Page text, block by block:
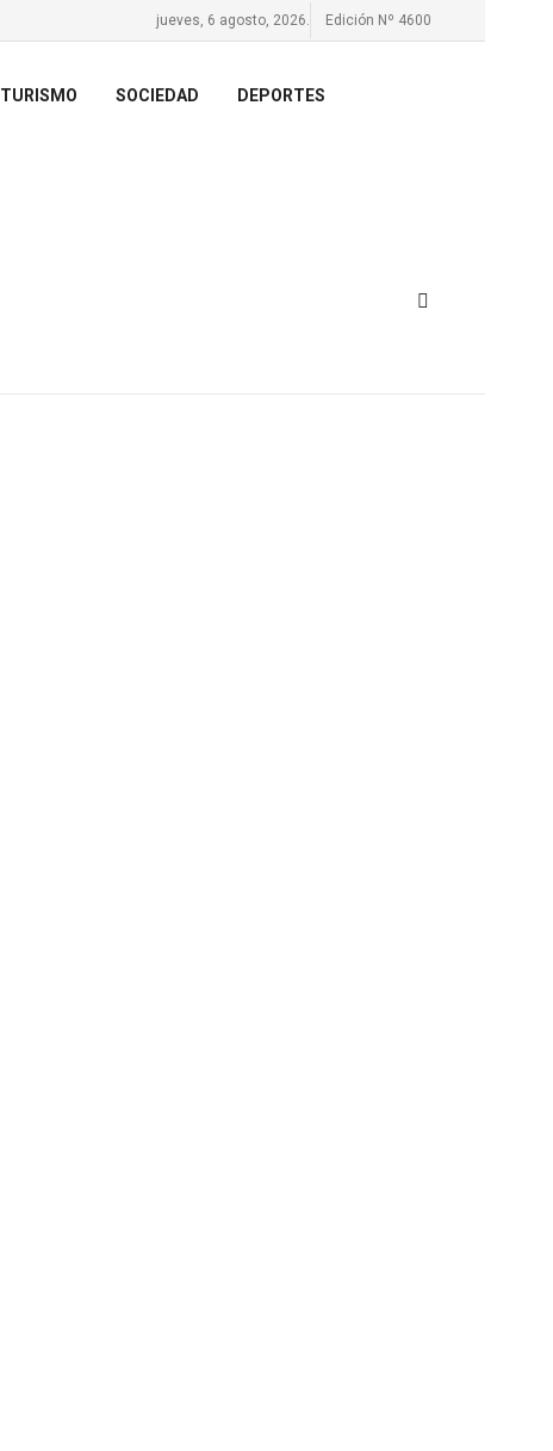
jueves, 6 agosto, 2026. Edición Nº 4600
TURISMO SOCIEDAD DEPORTES